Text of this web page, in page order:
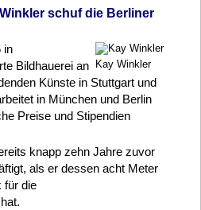
schuf die Berliner
Kay Winkler
in
Bildhauerei an
Künste in Stuttgart und
in München und Berlin
Preise und Stipendien
knapp zehn Jahre zuvor
als er dessen acht Meter
für die